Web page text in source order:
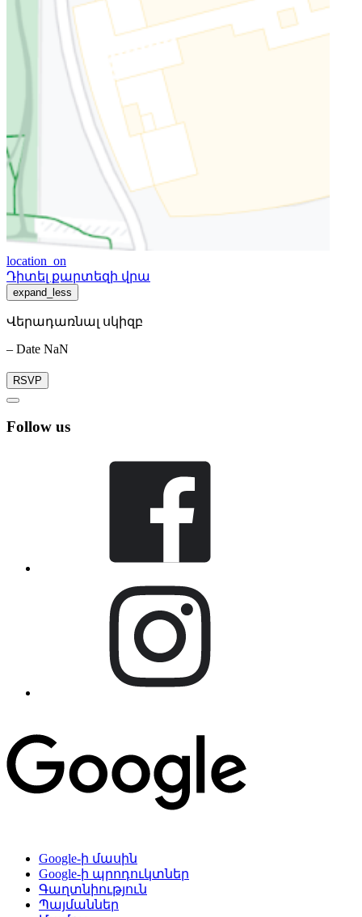
location_on
Դիտել քարտեզի վրա
expand_less
Վերադառնալ սկիզբ
– Date NaN
RSVP
Follow us
Google-ի մասին
Google-ի պրոդուկտներ
Գաղտնիություն
Պայմաններ